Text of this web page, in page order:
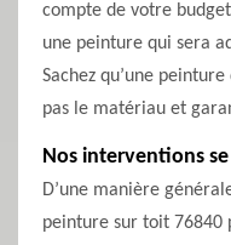
compte de votre
une peinture qui sera
Sachez qu’une
pas le matériau et
Nos interventions
D’une manière
peinture sur toit 76840